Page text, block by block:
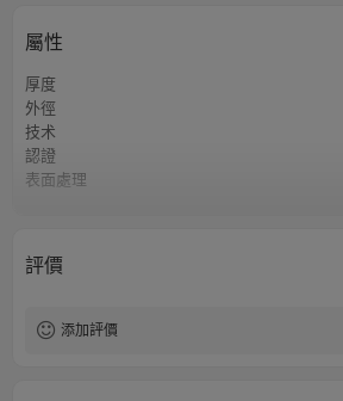
屬性
厚度
外徑
技术
認證
表面處理
等級
最小起訂量
付款方式
供應能力
評價
添加評價